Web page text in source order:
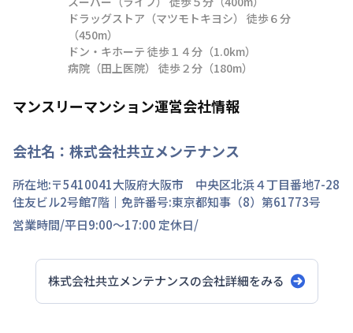
ドラッグストア（マツモトキヨシ） 徒歩６分
（450m）
ドン・キホーテ 徒歩１４分（1.0km）
病院（田上医院） 徒歩２分（180m）
マンスリーマンション運営会社情報
会社名： 株式会社共立メンテナンス
所在地:〒5410041大阪府大阪市 中央区北浜４丁目番地7-28
住友ビル2号館7階 ｜免許番号:東京都知事（8）第61773号
営業時間/平日9:00～17:00 定休日/
株式会社共立メンテナンスの会社詳細をみる